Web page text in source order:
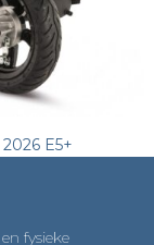
E5+
fysieke